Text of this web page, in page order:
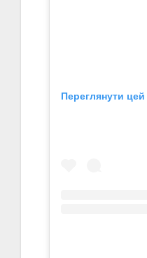
Переглянути